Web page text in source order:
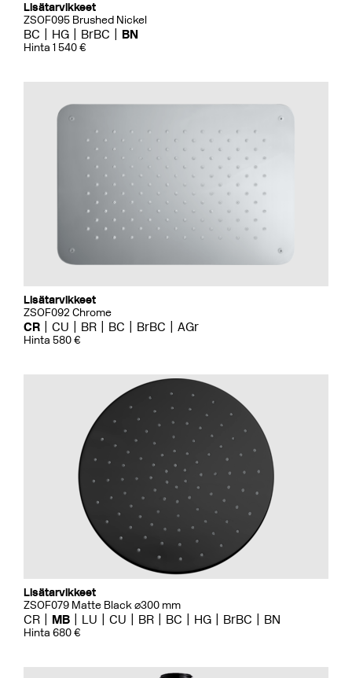
Lisätarvikkeet
ZSOF095 Brushed Nickel
BC HG BrBC BN
Hinta 1 540 €
Lisätarvikkeet
ZSOF092 Chrome
CR CU BR BC BrBC AGr
Hinta 580 €
Lisätarvikkeet
ZSOF079 Matte Black ⌀300 mm
CR MB LU CU BR BC HG BrBC BN
Hinta 680 €